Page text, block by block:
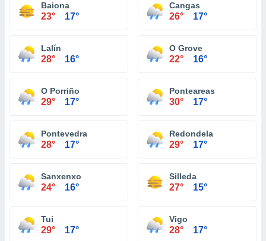
Baiona
23° 17°
Cangas
26° 17°
Lalín
28° 16°
O Grove
22° 16°
O Porriño
29° 17°
Ponteareas
30° 17°
Pontevedra
28° 17°
Redondela
29° 17°
Sanxenxo
24° 16°
Silleda
27° 15°
Tui
29° 17°
Vigo
28° 17°